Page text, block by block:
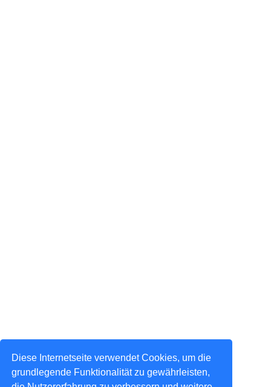
Diese Internetseite verwendet Cookies, um die
grundlegende Funktionalität zu gewährleisten,